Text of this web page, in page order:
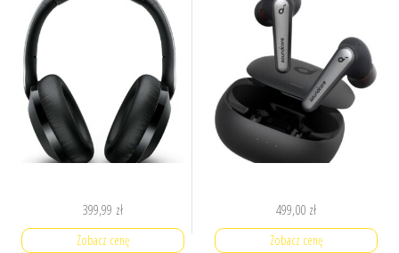
399,99 zł
Zobacz cenę
499,00 zł
Zobacz cenę